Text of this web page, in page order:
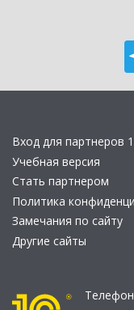
Вход для партнеров
Учебная версия
Стать партнером
Политика
Замечания по сайту
Другие сайты